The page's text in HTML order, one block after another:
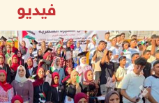
07/آب/2026 01:41 م
مستعمرون يهاجمون صهريجا للمياه في
07/آب/2026 01:38 م
فيديو
Next